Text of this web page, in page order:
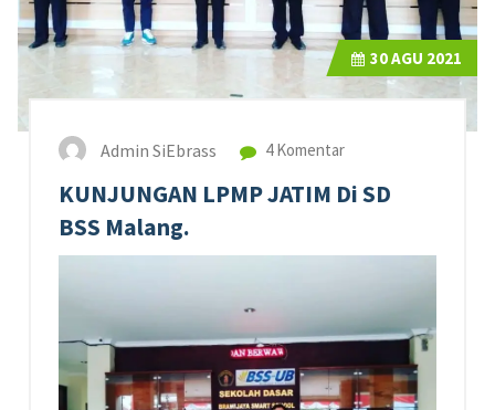
30AGU 2021
Admin SiEbrass 4 Komentar
KUNJUNGAN LPMP JATIM Di SD
BSS Malang.